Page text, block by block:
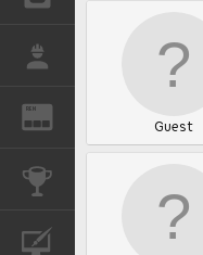
REN
Guest